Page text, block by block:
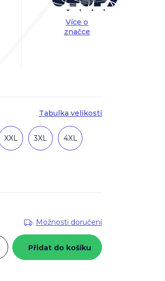
Tabulka velikostí
XXL 3XL 4XL
Více o
značce
Možnosti doručení
Přidat do košíku